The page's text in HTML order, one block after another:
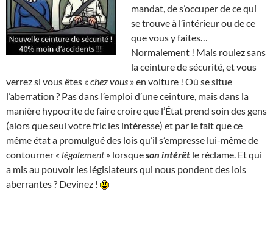
mandat, de s’occuper de ce qui
se trouve à l’intérieur ou de ce
que vous y faites…
Normalement ! Mais roulez sans
la ceinture de sécurité, et vous
verrez si vous êtes « chez vous » en voiture ! Où se situe
l’aberration ? Pas dans l’emploi d’une ceinture, mais dans la
manière hypocrite de faire croire que l’État prend soin des gens
(alors que seul votre fric les intéresse) et par le fait que ce
même état a promulgué des lois qu’il s’empresse lui-même de
contourner « légalement » lorsqueson intérêt le réclame. Et qui
a mis au pouvoir les législateurs qui nous pondent des lois
aberrantes ? Devinez !